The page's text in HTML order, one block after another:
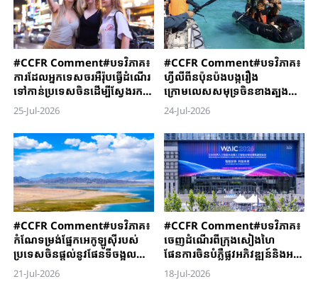
#CCFR ​Comment#បទវិភាគ​៖
ការ​ដែល​​អ្នកទេសចរអឺរ៉ុប​ធ្វើដំណើរ​
ទៅកាន់ប្រទេសចិន​ដើម្បីស្វែងរក​
ភាពត្រជាក់​ ជាភស្តុតាង​បញ្ជាក់ថា​
ចិន-អឺរ៉ុប​ជាដៃគូ មិនមែនជា​គូ
ប្រជែងនោះ​ទេ​
25-Jul-2026
#CCFR Comment#បទវិភាគ៖
ហ្វីលីពីនប៉ុនប៉ងបង្ករឿង
ក្រោមលេសសមុទ្រចិនខាងត្បូង
ពិតជាអសាឥតការជាក់ជាមិនខាន
24-Jul-2026
#CCFR Comment#បទវិភាគ៖
កំណែទម្រង់ផ្នែកអេកូឡូស៊ីរបស់
ប្រទេសចិនផ្តល់នូវផែនទីចង្អុល
បង្ហាញផ្លូវដែលអាចចម្លងបាន
21-Jul-2026
#CCFR ​Comment#បទវិភាគ​៖
ចេញដំណើរ​ពី​ក្រុងសៀងហៃ ​
ផែនការ​ចិនបំភ្លឺផ្លូវ​អភិវឌ្ឍន៍​និង​​អភិ​
បាលកិច្ច​បញ្ញាសិប្បនិម្មិត​សកល​
18-Jul-2026